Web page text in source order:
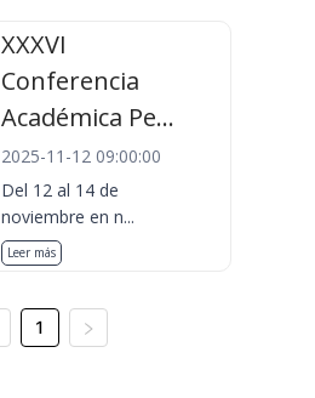
XXXVI
Conferencia
Académica Pe...
2025-11-12 09:00:00
Del 12 al 14 de
noviembre en n...
Leer más
1